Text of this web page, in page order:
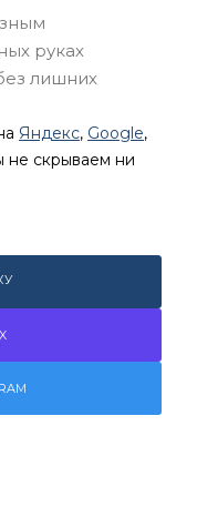
руках
лишних
Яндекс, Google,
не скрываем ни